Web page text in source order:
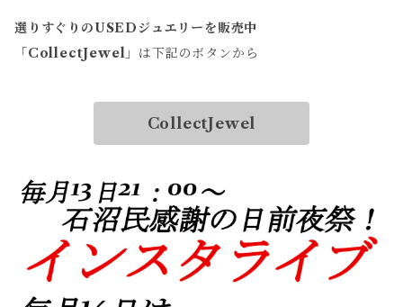
選りすぐりのUSEDジュエリーを販売中
「 CollectJewel 」は下記のボタンから
CollectJewel